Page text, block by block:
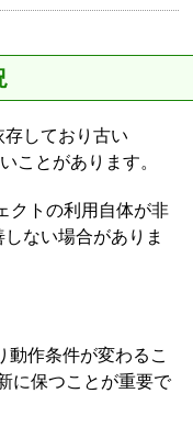
しており古い
ことがあります。
クトの利用自体が非
ない場合がありま
動作条件が変わるこ
に保つことが重要で